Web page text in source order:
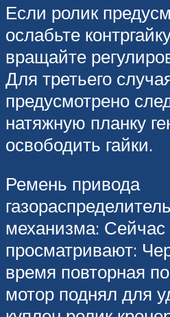
Если ролик
ослабьте
вращайте
Для третьего
предусмотрено
натяжную планку
освободить гайки.
Ремень привода
механизма: Сейчас
просматривают:
время повторная
мотор поднял для